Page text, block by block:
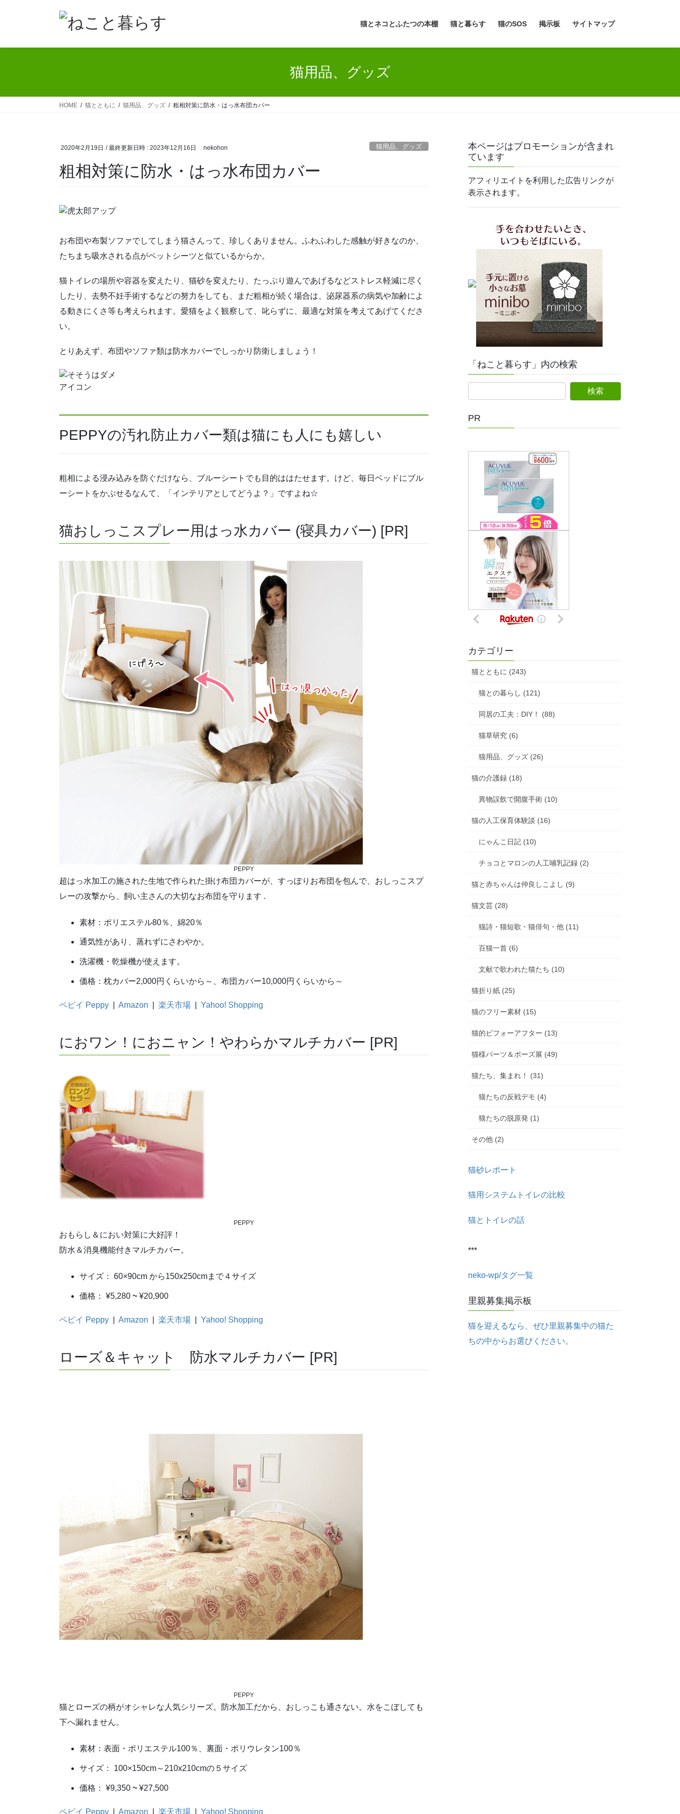
猫とネコとふたつの本棚 猫と暮らす 猫のSOS 掲示板 サイトマップ
猫用品、グッズ
HOME 猫とともに 猫用品、グッズ 粗相対策に防水・はっ水布団カバー
2020年2月19日 / 最終更新日時 : 2023年12月16日 nekohon 猫用品、グッズ
粗相対策に防水・はっ水布団カバー
お布団や布製ソファでしてしまう猫さんって、珍しくありません。ふわふわした感触が好きなのか、
たちまち吸水される点がペットシーツと似ているからか。
猫トイレの場所や容器を変えたり、猫砂を変えたり、たっぷり遊んであげるなどストレス軽減に尽く
したり、去勢不妊手術するなどの努力をしても、まだ粗相が続く場合は、泌尿器系の病気や加齢によ
る動きにくさ等も考えられます。愛猫をよく観察して、叱らずに、最適な対策を考えてあげてくださ
い。
とりあえず、布団やソファ類は防水カバーでしっかり防衛しましょう！
PEPPYの汚れ防止カバー類は猫にも人にも嬉しい
粗相による浸み込みを防ぐだけなら、ブルーシートでも目的ははたせます。けど、毎日ベッドにブル
ーシートをかぶせるなんて、「インテリアとしてどうよ？」ですよね☆
猫おしっこスプレー用はっ水カバー (寝具カバー) [PR]
PEPPY
超はっ水加工の施された生地で作られた掛け布団カバーが、すっぽりお布団を包んで、おしっこスプ
レーの攻撃から、飼い主さんの大切なお布団を守ります .
素材：ポリエステル80％、綿20％
通気性があり、蒸れずにさわやか。
洗濯機・乾燥機が使えます。
価格：枕カバー2,000円くらいから～、布団カバー10,000円くらいから～
ペピイ Peppy Amazon 楽天市場 Yahoo! Shopping
におワン！におニャン！やわらかマルチカバー [PR]
PEPPY
おもらし＆におい対策に大好評！
防水＆消臭機能付きマルチカバー。
サイズ： 60×90cm から150x250cmまで４サイズ
価格： ¥5,280 ~ ¥20,900
ペピイ Peppy Amazon 楽天市場 Yahoo! Shopping
ローズ＆キャット 防水マルチカバー [PR]
PEPPY
猫とローズの柄がオシャレな人気シリーズ。防水加工だから、おしっこも通さない。水をこぼしても
下へ漏れません。
素材：表面・ポリエステル100％、裏面・ポリウレタン100％
サイズ： 100×150cm～210x210cmの５サイズ
価格： ¥9,350 ~ ¥27,500
ペピイ Peppy Amazon 楽天市場 Yahoo! Shopping
本ページはプロモーションが含まれ
ています
アフィリエイトを利用した広告リンクが
表示されます。
「ねこと暮らす」内の検索
索:
PR
カテゴリー
猫とともに (243)
猫との暮らし (121)
同居の工夫：DIY！ (88)
猫草研究 (6)
猫用品、グッズ (26)
猫の介護録 (18)
異物誤飲で開腹手術 (10)
猫の人工保育体験談 (16)
にゃんこ日記 (10)
チョコとマロンの人工哺乳記録 (2)
猫と赤ちゃんは仲良しこよし (9)
猫文芸 (28)
猫詩・猫短歌・猫俳句・他 (11)
百猫一首 (6)
文献で歌われた猫たち (10)
猫折り紙 (25)
猫のフリー素材 (15)
猫的ビフォーアフター (13)
猫様パーツ＆ポーズ展 (49)
猫たち、集まれ！ (31)
猫たちの反戦デモ (4)
猫たちの脱原発 (1)
その他 (2)
猫砂レポート
猫用システムトイレの比較
猫とトイレの話
***
neko-wp/タグ一覧
里親募集掲示板
猫を迎えるなら、ぜひ里親募集中の猫た
ちの中からお選びください。